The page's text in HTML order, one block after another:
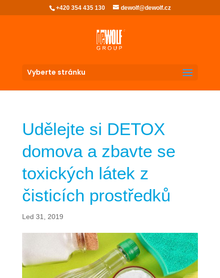
+420 354 435 130 dewolf@dewolf.cz
Vyberte stránku
Udělejte si DETOX
domova a zbavte se
toxických látek z
čisticích prostředků
Led 31, 2019